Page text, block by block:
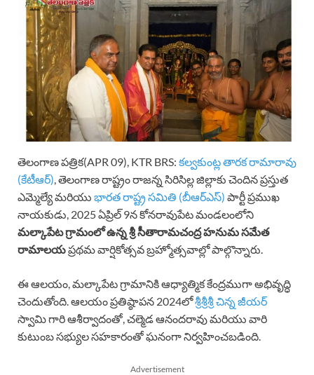
తెలంగాణ పత్రిక(APR 09), KTR BRS: కల్వకుంట్ల తారక రామారావు
(కేటీఆర్), తెలంగాణ రాష్ట్రం రాజన్న సిరిసిల్ల జిల్లాకు చెందిన ప్రస్తుత
ఎమ్మెల్యే మరియు భారత రాష్ట్ర సమితి (బీఆర్ఎస్) పార్టీ ప్రముఖ
నాయకుడు, 2025 ఏప్రిల్ 9న కోనరావుపేట మండలంలోని
మల్కాపేట గ్రామంలో ఉన్న శ్రీ సీతారామచంద్ర హనుమ సమేత
రామాలయప్రథమ వార్షికోత్సవ బ్రహ్మోత్సవాల్లో పాల్గొన్నారు.
ఈ ఆలయం, మల్కాపేట గ్రామానికి ఆధ్యాత్మిక కేంద్రముగా అభివృద్ధి
చెందుతోంది. ఆలయం ప్రతిష్ఠాపన 2024లోశ్రీశ్రీశ్రీ చిన్న జీయర్
స్వామి గారి ఆశీర్వాదంతో, చల్మెడ ఆనందరావు మరియు వారి
కుటుంబ సభ్యుల సహకారంతో ఘనంగా నిర్వహించబడింది.
Advertisement